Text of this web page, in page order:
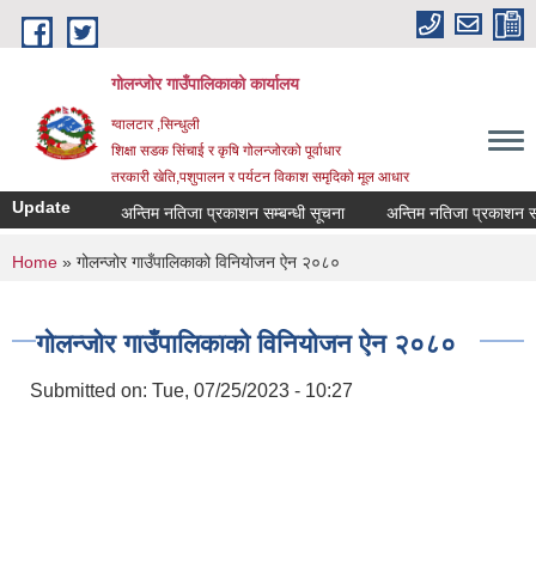
Skip to main content
गोलन्जोर गाउँपालिकाको कार्यालय
ग्वालटार ,सिन्धुली
शिक्षा सडक सिंचाई र कृषि गोलन्जोरको पूर्वाधार
तरकारी खेति,पशुपालन र पर्यटन विकाश समृदिको मूल आधार
Update अन्तिम नतिजा प्रकाशन सम्बन्धी सूचना अन्तिम नतिजा प्रकाशन
You are here
Home » गोलन्जोर गाउँपालिकाको विनियोजन ऐन २०८०
गोलन्जोर गाउँपालिकाको विनियोजन ऐन २०८०
Submitted on: Tue, 07/25/2023 - 10:27